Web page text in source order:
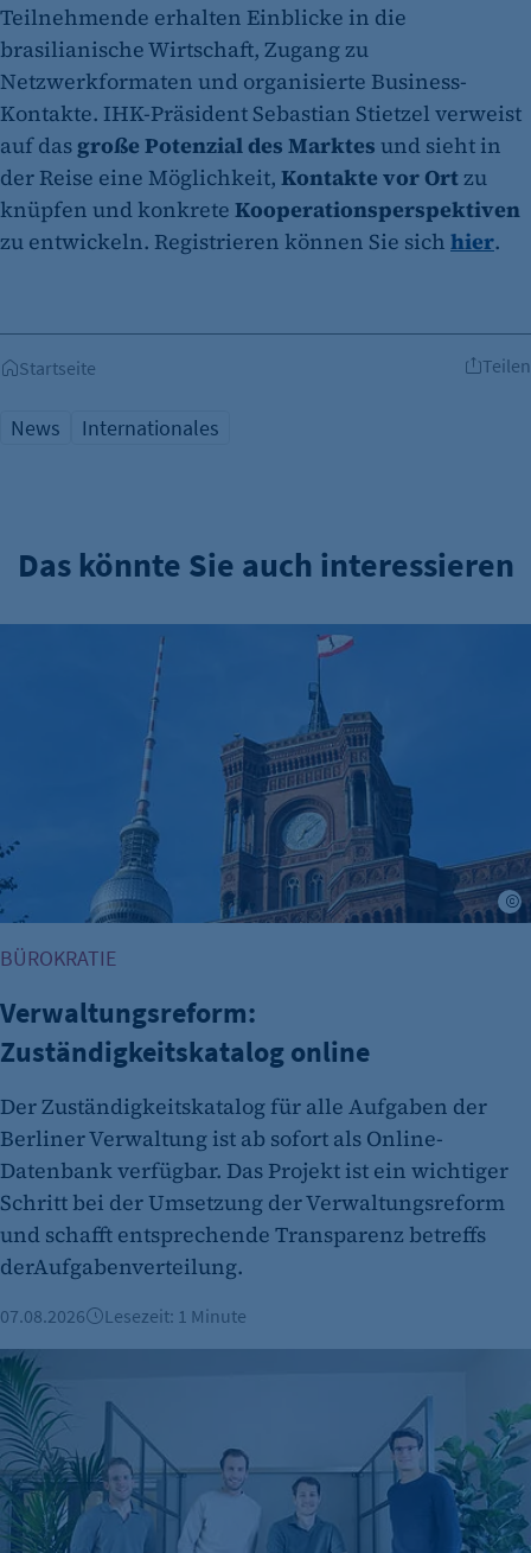
Teilnehmende erhalten Einblicke in die
brasilianische Wirtschaft, Zugang zu
Netzwerkformaten und organisierte Business-
Kontakte. IHK-Präsident Sebastian Stietzel verweist
auf das große Potenzial des Marktes und sieht in
der Reise eine Möglichkeit, Kontakte vor Ortzu
knüpfen und konkrete Kooperationsperspektiven
zu entwickeln. Registrieren können Sie sich hier.
Startseite Teilen
News Internationales
Das könnte Sie auch interessieren
Verwaltungsreform: Zuständigkeitskatalog online
BÜROKRATIE
Verwaltungsreform:
Zuständigkeitskatalog online
Der Zuständigkeitskatalog für alle Aufgaben der
Berliner Verwaltung ist ab sofort als Online-
Datenbank verfügbar. Das Projekt ist ein wichtiger
Schritt bei der Umsetzung der Verwaltungsreform
und schafft entsprechende Transparenz betreffs
derAufgabenverteilung.
07.08.2026 Lesezeit: 1 Minute
Berliner Fintech Moss erreicht Milliardenbewertung